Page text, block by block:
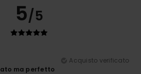
5/5
Acquisto verificato
ma perfetto